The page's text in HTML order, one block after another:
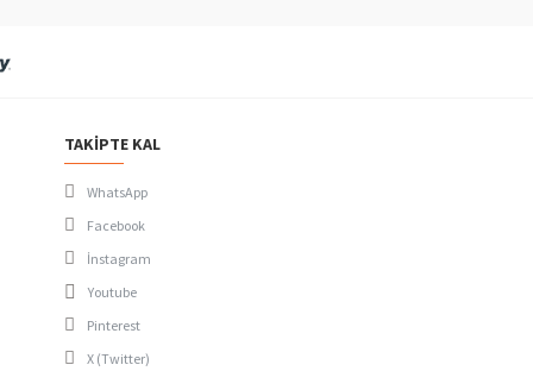
TAKIPTE KAL
WhatsApp
Facebook
İnstagram
Youtube
Pinterest
X (Twitter)